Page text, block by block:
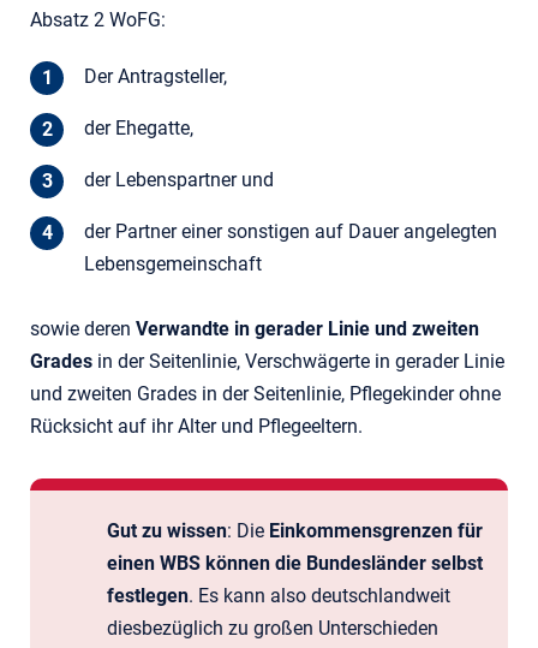
Absatz 2 WoFG:
Der Antragsteller,
der Ehegatte,
der Lebenspartner und
der Partner einer sonstigen auf Dauer angelegten
Lebensgemeinschaft
sowie deren Verwandte in gerader Linie und zweiten
Grades in der Seitenlinie, Verschwägerte in gerader Linie
und zweiten Grades in der Seitenlinie, Pflegekinder ohne
Rücksicht auf ihr Alter und Pflegeeltern.
Gut zu wissen: Die Einkommensgrenzen für
einen WBS können die Bundesländer selbst
festlegen. Es kann also deutschlandweit
diesbezüglich zu großen Unterschieden